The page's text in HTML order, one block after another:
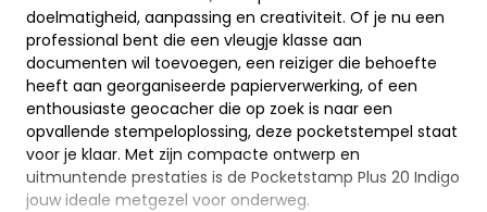
doelmatigheid, aanpassing en creativiteit. Of je nu een
professional bent die een vleugje klasse aan
documenten wil toevoegen, een reiziger die behoefte
heeft aan georganiseerde papierverwerking, of een
enthousiaste geocacher die op zoek is naar een
opvallende stempeloplossing, deze pocketstempel staat
voor je klaar. Met zijn compacte ontwerp en
uitmuntende prestaties is de Pocketstamp Plus 20 Indigo
jouw ideale metgezel voor onderweg.